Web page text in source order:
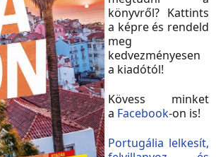
könyvről? Kattints
a képre és rendeld
meg
kedvezményesen
a kiadótól!
Kövess minket
a Facebook-on is!
Portugália lelkesít,